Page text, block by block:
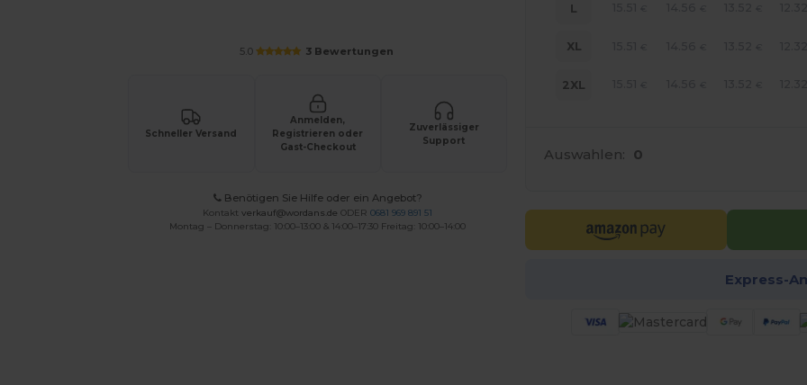
5.0 3 Bewertungen
Schneller Versand
Anmelden,
Registrieren oder
Gast-Checkout
Zuverlässiger
Support
Benötigen Sie Hilfe oder ein Angebot?
Kontaktverkauf@wordans.de ODER0681 969 891 51
Montag – Donnerstag: 10:00–13:00 & 14:00–17:30 Freitag: 10:00–14:00
L
XL
2XL
Auswahlen: 0
Express-